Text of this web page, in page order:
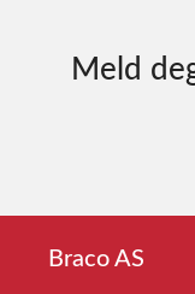
Meld
Braco AS